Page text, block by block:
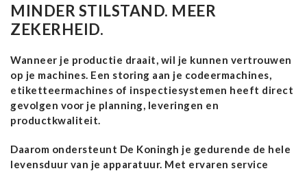
MINDER STILSTAND. MEER
ZEKERHEID.
Wanneer je productie draait, wil je kunnen vertrouwen
op je machines. Een storing aan je codeermachines,
etiketteermachines of inspectiesystemen heeft direct
gevolgen voor je planning, leveringen en
productkwaliteit.
Daarom ondersteunt De Koningh je gedurende de hele
levensduur van je apparatuur. Met ervaren service